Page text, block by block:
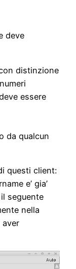
deve
distinzione
essere
da qualcun
questi client:
e’ gia’
seguente
nella